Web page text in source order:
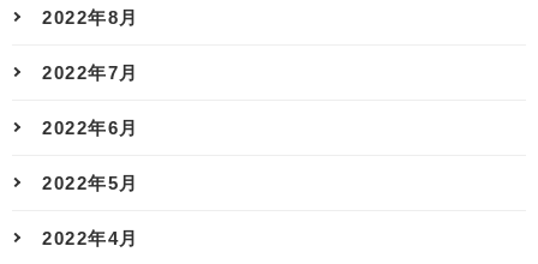
2022年8月
2022年7月
2022年6月
2022年5月
2022年4月